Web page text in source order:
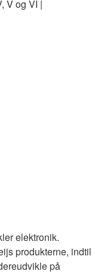
V og VI |
elektronik.
produkterne, indtil
på